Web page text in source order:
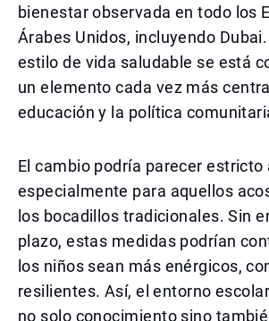
bienestar observada en todo los
Árabes Unidos, incluyendo
estilo de vida saludable se está
un elemento cada vez más
educación y la política
El cambio podría parecer estricto
especialmente para aquellos
los bocadillos tradicionales. Sin
plazo, estas medidas podrían
los niños sean más enérgicos,
resilientes. Así, el entorno
no solo conocimiento sino